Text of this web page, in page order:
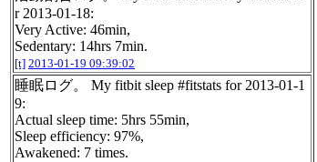
r 2013-01-18:
Very Active: 46min,
Sedentary: 14hrs 7min.
[t] 2013-01-19 09:39:02
睡眠ログ。 My fitbit sleep #fitstats for 2013-01-1
9:
Actual sleep time: 5hrs 55min,
Sleep efficiency: 97%,
Awakened: 7 times.